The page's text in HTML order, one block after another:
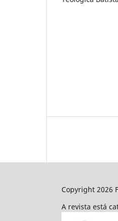
Copyright 2026
A revista está